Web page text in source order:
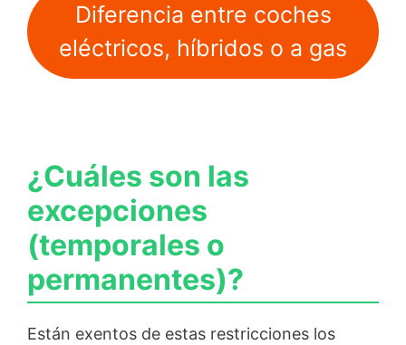
Diferencia entre coches
eléctricos, híbridos o a gas
¿Cuáles son las
excepciones
(temporales o
permanentes)?
Están exentos de estas restricciones los